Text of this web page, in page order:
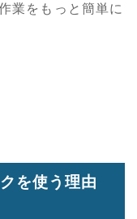
業をもっと簡単に
を使う理由